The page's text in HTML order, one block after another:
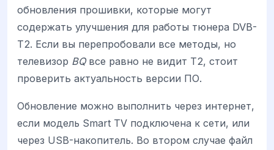
обновления прошивки, которые могут
содержать улучшения для работы тюнера DVB-
T2. Если вы перепробовали все методы, но
телевизор BQвсе равно не видит Т2, стоит
проверить актуальность версии ПО.
Обновление можно выполнить через интернет,
если модель Smart TV подключена к сети, или
через USB-накопитель. Во втором случае файл